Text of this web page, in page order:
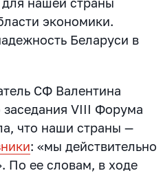
экономики.
Беларуси в
СФ Валентина
VIII Форума
что наши страны —
: «мы действительно
По ее словам, в ходе